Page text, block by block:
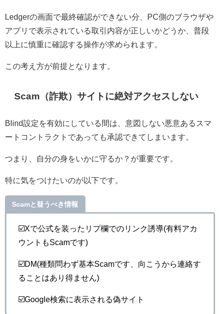
Ledgerの画面で最終確認ができない分、PC側のブラウザや
アプリで表示されている取引内容が正しいかどうか、普段
以上に慎重に確認する操作が求められます。
この考え方が前提となります。
Scam（詐欺）サイトに絶対アクセスしない
Blind設定を有効にしている間は、意図しない悪意あるスマ
ートコントラクトであっても承認できてしまいます。
つまり、自分の身をいかに守るか？が重要です。
特に気をつけたいのが以下です。
Scamと疑うべき情報
☑️Xで公式を装ったリプ欄でのリンク誘導(有料アカ
ウントもScamです)
☑️DM(種類問わず基本Scamです、向こうから連絡す
ることはあり得ません)
☑️Google検索に表示される偽サイト